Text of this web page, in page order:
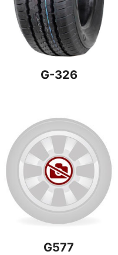
G-326
G577